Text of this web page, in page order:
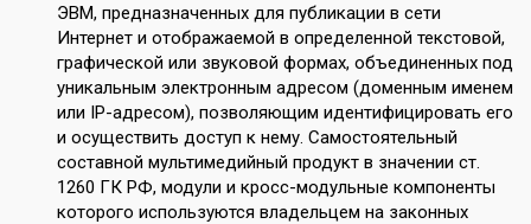
ЭВМ, предназначенных для публикации в сети
Интернет и отображаемой в определенной текстовой,
графической или звуковой формах, объединенных под
уникальным электронным адресом (доменным именем
или IP-адресом), позволяющим идентифицировать его
и осуществить доступ к нему. Самостоятельный
составной мультимедийный продукт в значении ст.
1260 ГК РФ, модули и кросс-модульные компоненты
которого используются владельцем на законных